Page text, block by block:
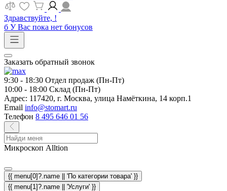
Здравствуйте, !
б У Вас пока нет бонусов
Заказать обратный звонок
9:30 - 18:30 Отдел продаж (Пн-Пт)
10:00 - 18:00 Склад (Пн-Пт)
Адрес: 117420, г. Москва, улица Намёткина, 14 корп.1
Email info@stomart.ru
Телефон 8 495 646 01 56
Микроскоп Alltion
{{ menu[0]?.name || 'По категории товара' }}
{{ menu[1]?.name || 'Услуги' }}